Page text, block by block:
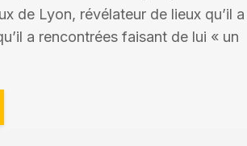
de Lyon, révélateur de lieux qu’il a
a rencontrées faisant de lui « un